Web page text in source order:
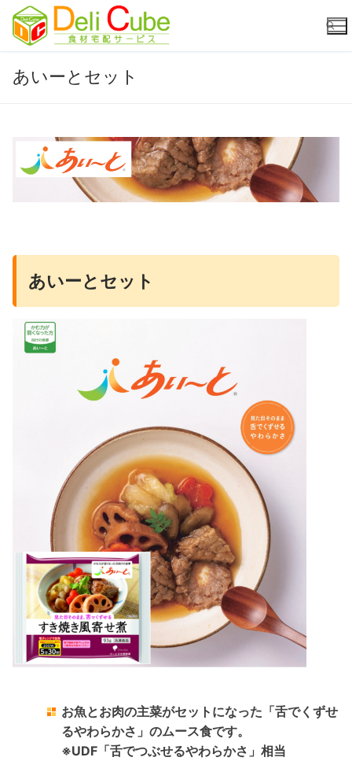
あいーとセット
あいーとセット
お魚とお肉の主菜がセットになった「舌でくずせ
るやわらかさ」のムース食です。
※UDF「舌でつぶせるやわらかさ」相当